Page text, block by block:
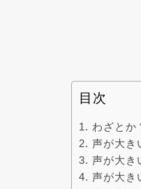
目次
わざとか
声が大き
声が大き
声が大き